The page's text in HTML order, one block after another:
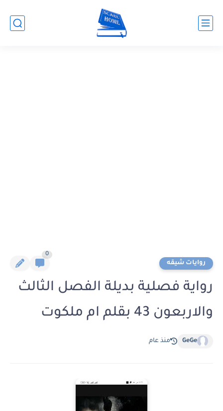
روايات شيقه
0
رواية فصلية بديلة الفصل الثالث
والاربعون 43 بقلم ام ملكوت
GeGe منذ عام